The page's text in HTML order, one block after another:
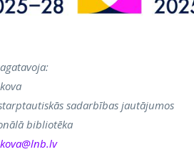
sadarbības jautājumos
bibliotēka